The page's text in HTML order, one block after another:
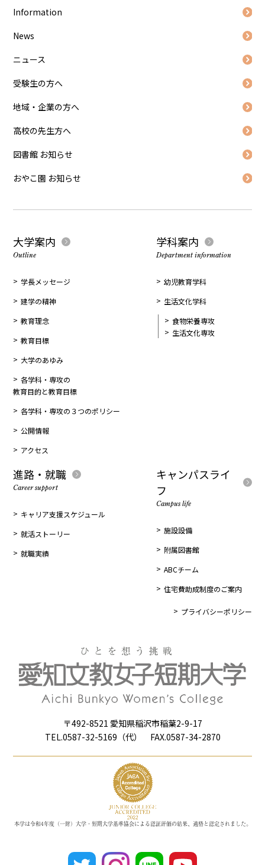
Information
News
ニュース
受験生の方へ
地域・企業の方へ
高校の先生方へ
図書館 お知らせ
おやこ園 お知らせ
大学案内
Outline
学長メッセージ
建学の精神
教育理念
教育目標
大学のあゆみ
各学科・専攻の
教育目的と教育目標
各学科・専攻の３つのポリシー
公開情報
アクセス
学科案内
Department information
幼児教育学科
生活文化学科
食物栄養専攻
生活文化専攻
進路・就職
Career support
キャリア支援スケジュール
就活ストーリー
就職実績
キャンパスライ
フ
Campus life
施設設備
附属図書館
ABCチーム
住宅費助成制度のご案内
プライバシーポリシー
〒492-8521 愛知県稲沢市稲葉2-9-17
TEL.0587-32-5169（代） FAX.0587-34-2870
本学は令和4年度（一財）大学・短期大学基準協会による認証評価の結果、適格と認定されました。